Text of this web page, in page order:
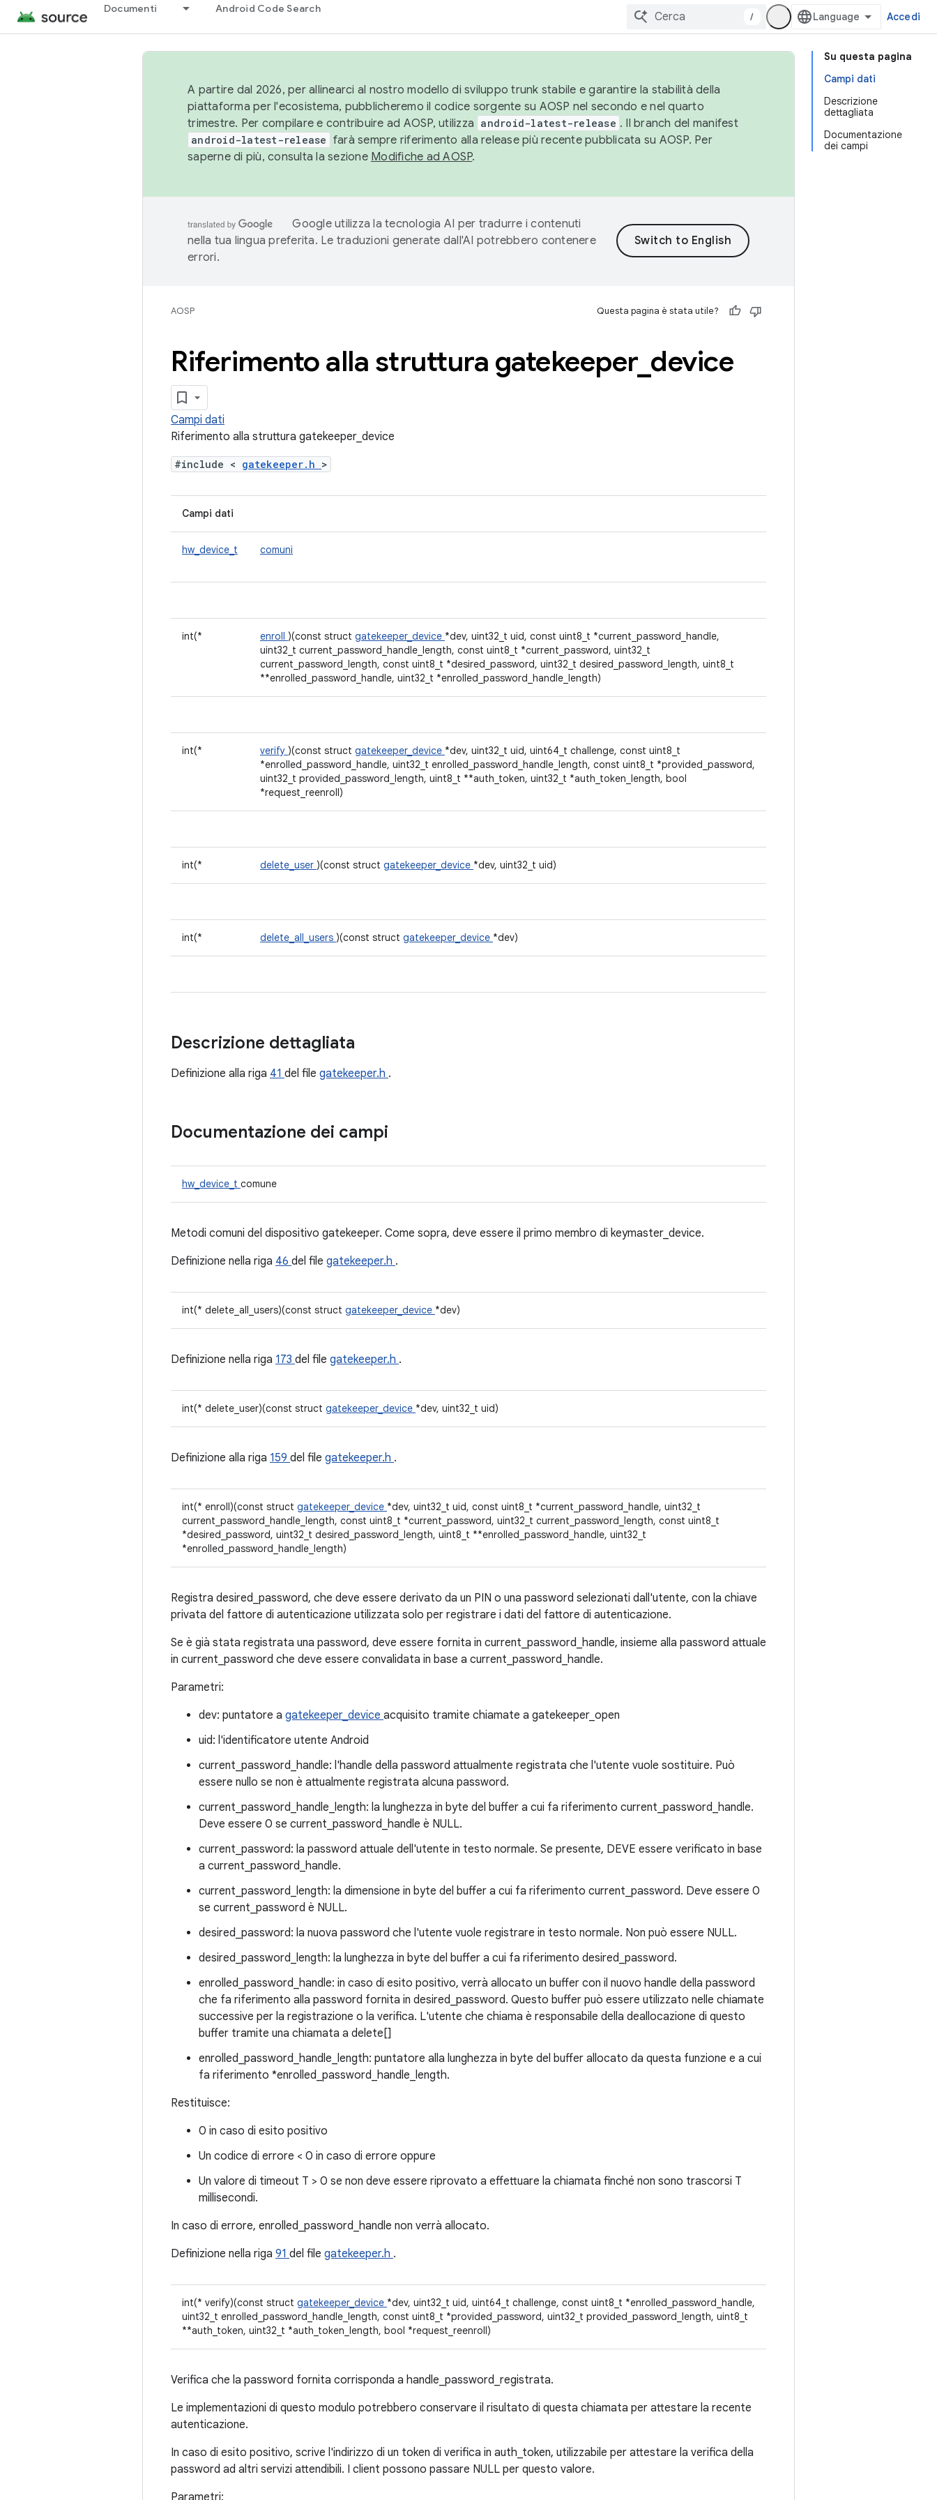
Documenti Android Code Search
/ Accedi
Su questa pagina
Campi dati
Descrizione
dettagliata
Documentazione
dei campi
A partire dal 2026, per allinearci al nostro modello di sviluppo trunk stabile e garantire la stabilità della
piattaforma per l'ecosistema, pubblicheremo il codice sorgente su AOSP nel secondo e nel quarto
trimestre. Per compilare e contribuire ad AOSP, utilizza android-latest-release . Il branch del manifest
android-latest-release farà sempre riferimento alla release più recente pubblicata su AOSP. Per
saperne di più, consulta la sezione Modifiche ad AOSP.
Google utilizza la tecnologia AI per tradurre i contenuti
nella tua lingua preferita. Le traduzioni generate dall'AI potrebbero contenere
errori.
AOSP Questa pagina è stata utile?
Riferimento alla struttura gatekeeper_ device
Campi dati
Riferimento alla struttura gatekeeper_device
#include < gatekeeper.h >
Campi dati
hw_device_t comuni
int(* enroll )(const struct gatekeeper_device *dev, uint32_t uid, const uint8_t *current_password_handle,
uint32_t current_password_handle_length, const uint8_t *current_password, uint32_t
current_password_length, const uint8_t *desired_password, uint32_t desired_password_length, uint8_t
**enrolled_password_handle, uint32_t *enrolled_password_handle_length)
int(* verify )(const struct gatekeeper_device *dev, uint32_t uid, uint64_t challenge, const uint8_t
*enrolled_password_handle, uint32_t enrolled_password_handle_length, const uint8_t *provided_password,
uint32_t provided_password_length, uint8_t **auth_token, uint32_t *auth_token_length, bool
*request_reenroll)
int(* delete_user )(const struct gatekeeper_device *dev, uint32_t uid)
int(* delete_all_users )(const struct gatekeeper_device *dev)
Descrizione dettagliata
Definizione alla riga 41 del file gatekeeper.h .
Documentazione dei campi
hw_device_t comune
Metodi comuni del dispositivo gatekeeper. Come sopra, deve essere il primo membro di keymaster_device.
Definizione nella riga 46 del file gatekeeper.h .
int(* delete_all_users)(const struct gatekeeper_device *dev)
Definizione nella riga 173 del file gatekeeper.h .
int(* delete_user)(const struct gatekeeper_device *dev, uint32_t uid)
Definizione alla riga 159 del file gatekeeper.h .
int(* enroll)(const struct gatekeeper_device *dev, uint32_t uid, const uint8_t *current_password_handle, uint32_t
current_password_handle_length, const uint8_t *current_password, uint32_t current_password_length, const uint8_t
*desired_password, uint32_t desired_password_length, uint8_t **enrolled_password_handle, uint32_t
*enrolled_password_handle_length)
Registra desired_password, che deve essere derivato da un PIN o una password selezionati dall'utente, con la chiave
privata del fattore di autenticazione utilizzata solo per registrare i dati del fattore di autenticazione.
Se è già stata registrata una password, deve essere fornita in current_password_handle, insieme alla password attuale
in current_password che deve essere convalidata in base a current_password_handle.
Parametri:
dev: puntatore a gatekeeper_device acquisito tramite chiamate a gatekeeper_open
uid: l'identificatore utente Android
current_password_handle: l'handle della password attualmente registrata che l'utente vuole sostituire. Può
essere nullo se non è attualmente registrata alcuna password.
current_password_handle_length: la lunghezza in byte del buffer a cui fa riferimento current_password_handle.
Deve essere 0 se current_password_handle è NULL.
current_password: la password attuale dell'utente in testo normale. Se presente, DEVE essere verificato in base
a current_password_handle.
current_password_length: la dimensione in byte del buffer a cui fa riferimento current_password. Deve essere 0
se current_password è NULL.
desired_password: la nuova password che l'utente vuole registrare in testo normale. Non può essere NULL.
desired_password_length: la lunghezza in byte del buffer a cui fa riferimento desired_password.
enrolled_password_handle: in caso di esito positivo, verrà allocato un buffer con il nuovo handle della password
che fa riferimento alla password fornita in desired_password. Questo buffer può essere utilizzato nelle chiamate
successive per la registrazione o la verifica. L'utente che chiama è responsabile della deallocazione di questo
buffer tramite una chiamata a delete[]
enrolled_password_handle_length: puntatore alla lunghezza in byte del buffer allocato da questa funzione e a cui
fa riferimento *enrolled_password_handle_length.
Restituisce:
0 in caso di esito positivo
Un codice di errore < 0 in caso di errore oppure
Un valore di timeout T > 0 se non deve essere riprovato a effettuare la chiamata finché non sono trascorsi T
millisecondi.
In caso di errore, enrolled_password_handle non verrà allocato.
Definizione nella riga 91 del file gatekeeper.h .
int(* verify)(const struct gatekeeper_device *dev, uint32_t uid, uint64_t challenge, const uint8_t *enrolled_password_handle,
uint32_t enrolled_password_handle_length, const uint8_t *provided_password, uint32_t provided_password_length, uint8_t
**auth_token, uint32_t *auth_token_length, bool *request_reenroll)
Verifica che la password fornita corrisponda a handle_password_registrata.
Le implementazioni di questo modulo potrebbero conservare il risultato di questa chiamata per attestare la recente
autenticazione.
In caso di esito positivo, scrive l'indirizzo di un token di verifica in auth_token, utilizzabile per attestare la verifica della
password ad altri servizi attendibili. I client possono passare NULL per questo valore.
Parametri: